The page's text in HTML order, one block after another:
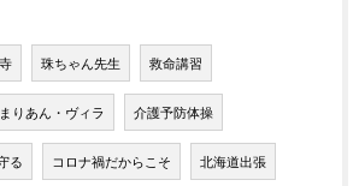
珠ちゃん先生 救命講習
まりあん・ヴィラ 介護予防体操
る コロナ禍だからこそ 北海道出張